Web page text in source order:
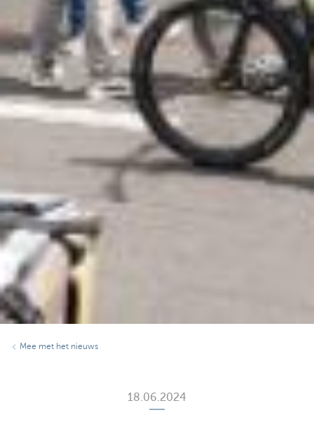
Mee met het nieuws
18.06.2024